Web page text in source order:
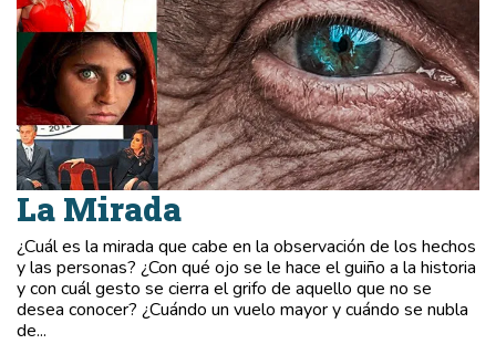
La Mirada
¿Cuál es la mirada que cabe en la observación de los hechos
y las personas? ¿Con qué ojo se le hace el guiño a la historia
y con cuál gesto se cierra el grifo de aquello que no se
desea conocer? ¿Cuándo un vuelo mayor y cuándo se nubla
de...